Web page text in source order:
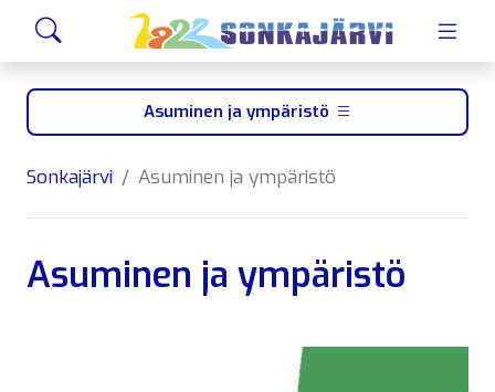
Siirry sivusisältöön
Asuminen ja ympäristö
Sonkajärvi Asuminen ja ympäristö
Asuminen ja ympäristö